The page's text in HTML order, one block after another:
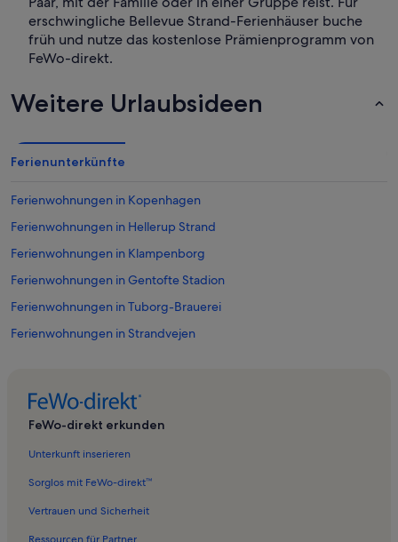
erschwingliche Bellevue Strand-Ferienhäuser buche
früh und nutze das kostenlose Prämienprogramm von
FeWo-direkt.
Weitere Urlaubsideen
Ferienunterkünfte
Ferienwohnungen in Kopenhagen
Ferienwohnungen in Hellerup Strand
Ferienwohnungen in Klampenborg
Ferienwohnungen in Gentofte Stadion
Ferienwohnungen in Tuborg-Brauerei
Ferienwohnungen in Strandvejen
Ferienwohnungen in Hellerup
Ferienwohnungen in Københavns Golfklub
Ferienwohnungen in Charlottenlund Wald
FeWo-direkt erkunden
Unterkunft inserieren
Sorglos mit FeWo-direkt™
Vertrauen und Sicherheit